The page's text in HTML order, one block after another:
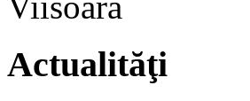
Actualităţi